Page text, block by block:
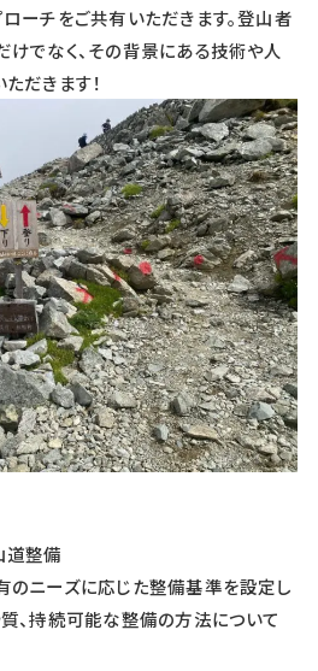
ーチをご共有いただきます。登山者
でなく、その背景にある技術や人
だきます！
道整備
のニーズに応じた整備基準を設定し
、持続可能な整備の方法について